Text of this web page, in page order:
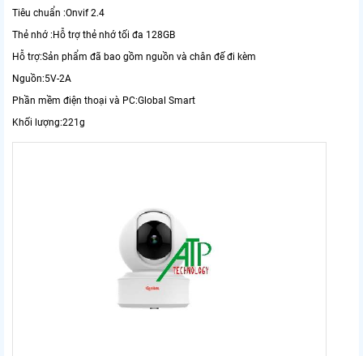
Tiêu chuẩn :Onvif 2.4
Thẻ nhớ :Hỗ trợ thẻ nhớ tối đa 128GB
Hỗ trợ:Sản phẩm đã bao gồm nguồn và chân đế đi kèm
Nguồn:5V-2A
Phần mềm điện thoại và PC:Global Smart
Khối lượng:221g